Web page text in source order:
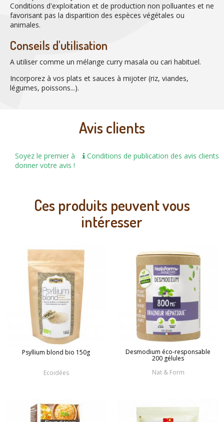
Conditions d'exploitation et de production non polluantes et ne
favorisant pas la disparition des espèces végétales ou
animales.
Conseils d'utilisation
A utiliser comme un mélange curry masala ou cari habituel.
Incorporez à vos plats et sauces à mijoter (riz, viandes,
légumes, poissons...).
Avis clients
Conditions de publication des avis clients
Soyez le premier à
donner votre avis !
Ces produits peuvent vous
intéresser
Psyllium blond bio 150g
Ecoidées
Desmodium éco-responsable
200 gélules
Nat & Form